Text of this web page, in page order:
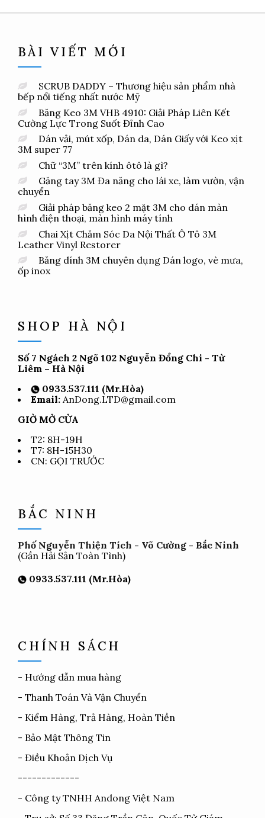
BÀI VIẾT MỚI
SCRUB DADDY – Thương hiệu sản phẩm nhà
bếp nổi tiếng nhất nước Mỹ
Băng Keo 3M VHB 4910: Giải Pháp Liên Kết
Cường Lực Trong Suốt Đỉnh Cao
Dán vải, mút xốp, Dán da, Dán Giấy với Keo xịt
3M super 77
Chữ “3M” trên kính ôtô là gì?
Găng tay 3M Đa năng cho lái xe, làm vườn, vận
chuyển
Giải pháp băng keo 2 mặt 3M cho dán màn
hình điện thoại, màn hình máy tính
Chai Xịt Chăm Sóc Da Nội Thất Ô Tô 3M
Leather Vinyl Restorer
Băng dính 3M chuyên dụng Dán logo, vè mưa,
ốp inox
SHOP HÀ NỘI
Số 7 Ngách 2 Ngõ 102 Nguyễn Đổng Chi - Từ
Liêm – Hà Nội
0933.537.111 (Mr.Hòa)
Email: AnDong.LTD@gmail.com
GIỜ MỞ CỬA
T2: 8H-19H
T7: 8H-15H30
CN: GỌI TRƯỚC
BẮC NINH
Phố Nguyễn Thiện Tích - Võ Cường - Bắc Ninh
(Gần Hải Sản Toàn Tình)
0933.537.111 (Mr.Hòa)
CHÍNH SÁCH
- Hướng dẫn mua hàng
- Thanh Toán Và Vận Chuyển
- Kiểm Hàng, Trả Hàng, Hoàn Tiền
- Bảo Mật Thông Tin
- Điều Khoản Dịch Vụ
-------------
- Công ty TNHH Andong Việt Nam